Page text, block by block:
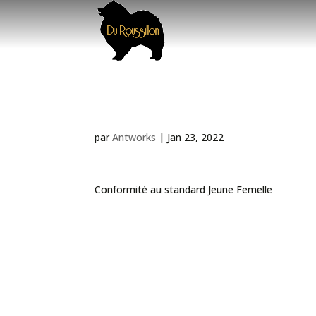
parAntworks | Jan 23, 2022
Conformité au standard Jeune Femelle